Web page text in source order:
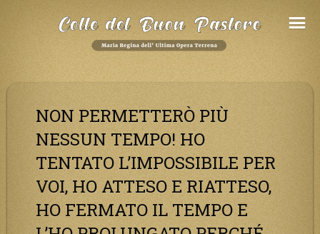
NON PERMETTERÒ PIÙ
NESSUN TEMPO! HO
TENTATO L’IMPOSSIBILE PER
VOI, HO ATTESO E RIATTESO,
HO FERMATO IL TEMPO E